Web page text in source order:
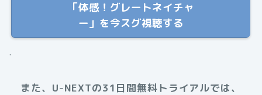
「体感！グレートネイチャ
ー」を今スグ視聴する
.
また、U-NEXTの31日間無料トライアルでは、